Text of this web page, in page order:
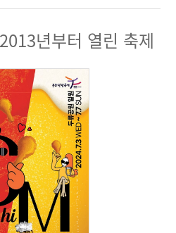
년부터 열린 축제